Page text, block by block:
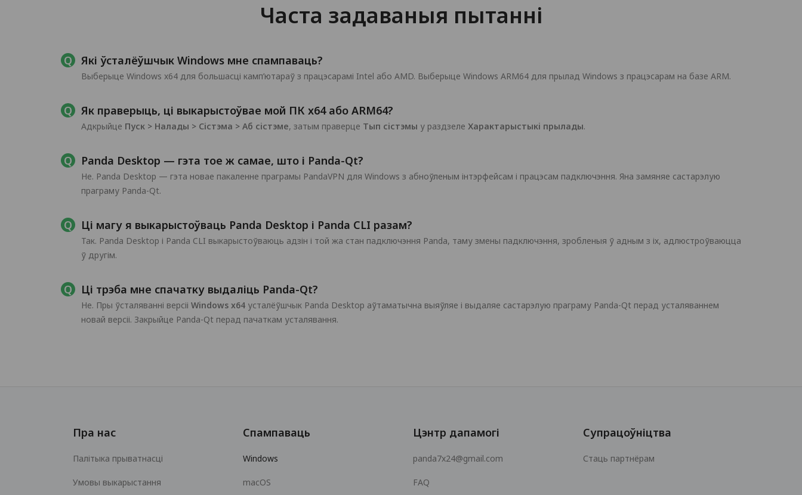
Часта задаваныя пытанні
Які ўсталёўшчык Windows мне спампаваць?
Выберыце Windows x64 для большасці камп’ютараў з працэсарамі Intel або AMD. Выберыце Windows ARM64 для прылад Windows з працэсарам на базе ARM.
Як праверыць, ці выкарыстоўвае мой ПК x64 або ARM64?
Адкрыйце Пуск > Налады > Сістэма > Аб сістэме, затым праверце Тып сістэмы у раздзеле Характарыстыкі прылады.
Panda Desktop — гэта тое ж самае, што і Panda-Qt?
Не. Panda Desktop — гэта новае пакаленне праграмы PandaVPN для Windows з абноўленым інтэрфейсам і працэсам падключэння. Яна замяняе састарэлую
праграму Panda-Qt.
Ці магу я выкарыстоўваць Panda Desktop і Panda CLI разам?
Так. Panda Desktop і Panda CLI выкарыстоўваюць адзін і той жа стан падключэння Panda, таму змены падключэння, зробленыя ў адным з іх, адлюстроўваюцца
ў другім.
Ці трэба мне спачатку выдаліць Panda-Qt?
Не. Пры ўсталяванні версіі Windows x64 усталёўшчык Panda Desktop аўтаматычна выяўляе і выдаляе састарэлую праграму Panda-Qt перад усталяваннем
новай версіі. Закрыйце Panda-Qt перад пачаткам усталявання.
Пра нас
Палітыка прыватнасці
Умовы выкарыстання
Спампаваць
Windows
macOS
Цэнтр дапамогі
panda7x24@gmail.com
FAQ
Супрацоўніцтва
Стаць партнёрам